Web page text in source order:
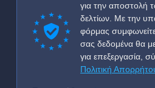
για την αποστολή
δελτίων. Με την
φόρμας
σας δεδομένα θα
για επεξεργασία,
Πολιτική